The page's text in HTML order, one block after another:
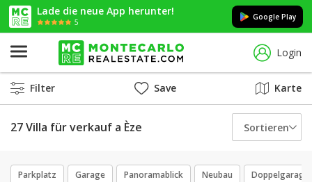
Lade die neue App herunter!
5
Google Play
Login
Filter Save Karte
27 Villa für verkauf a Èze Sortieren
Parkplatz Garage Panoramablick Neubau Doppelgarage